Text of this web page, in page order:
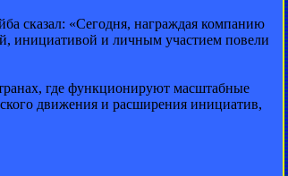
сказал: «Сегодня, награждая компанию
инициативой и личным участием повели
где функционируют масштабные
движения и расширения инициатив,